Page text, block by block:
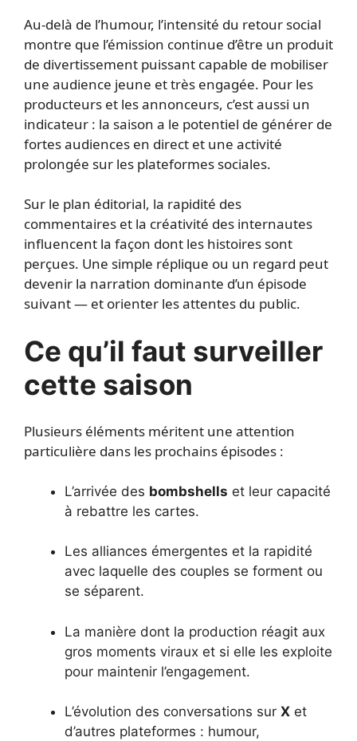
Au-delà de l’humour, l’intensité du retour social
montre que l’émission continue d’être un produit
de divertissement puissant capable de mobiliser
une audience jeune et très engagée. Pour les
producteurs et les annonceurs, c’est aussi un
indicateur : la saison a le potentiel de générer de
fortes audiences en direct et une activité
prolongée sur les plateformes sociales.
Sur le plan éditorial, la rapidité des
commentaires et la créativité des internautes
influencent la façon dont les histoires sont
perçues. Une simple réplique ou un regard peut
devenir la narration dominante d’un épisode
suivant — et orienter les attentes du public.
Ce qu’il faut surveiller
cette saison
Plusieurs éléments méritent une attention
particulière dans les prochains épisodes :
L’arrivée des bombshells et leur capacité
à rebattre les cartes.
Les alliances émergentes et la rapidité
avec laquelle des couples se forment ou
se séparent.
La manière dont la production réagit aux
gros moments viraux et si elle les exploite
pour maintenir l’engagement.
L’évolution des conversations sur X et
d’autres plateformes : humour,